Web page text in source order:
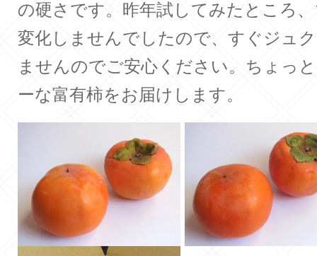
の硬さです。昨年試してみたところ
変化しませんでしたので、すぐジュ
ませんのでご安心ください。ちょっ
ーな富有柿をお届けします。